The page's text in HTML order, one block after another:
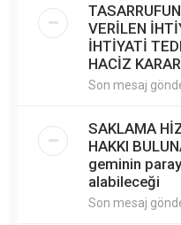
VERİLEN
İHTİYATİ
HACİZ
Son mesaj
SAKLAMA
HAKKI
geminin
alabileceği
Son mesaj